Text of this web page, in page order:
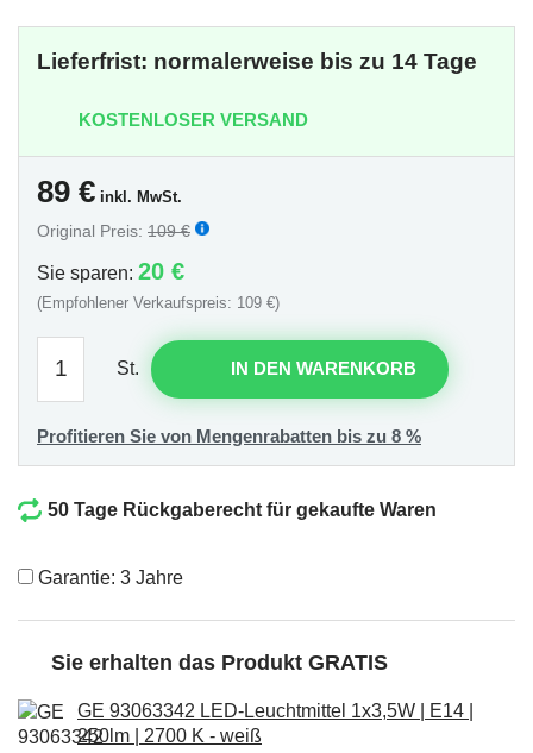
Lieferfrist: normalerweise bis zu 14 Tage
KOSTENLOSER VERSAND
89 € inkl. MwSt.
Original Preis: 109 €
Sie sparen: 20 €
(Empfohlener Verkaufspreis: 109 €)
St. IN DEN WARENKORB
Profitieren Sie von Mengenrabatten bis zu 8 %
50 Tage Rückgaberecht für gekaufte Waren
Garantie: 3 Jahre
Sie erhalten das Produkt GRATIS
GE 93063342 LED-Leuchtmittel 1x3,5W | E14 |
250lm | 2700 K - weiß